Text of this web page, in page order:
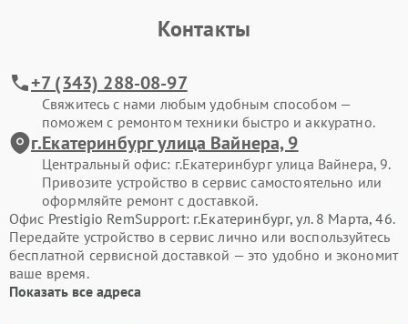
Контакты
+7 (343) 288-08-97
Свяжитесь с нами любым удобным способом —
поможем с ремонтом техники быстро и аккуратно.
г.Екатеринбург улица Вайнера, 9
Центральный офис: г.Екатеринбург улица Вайнера, 9.
Привозите устройство в сервис самостоятельно или
оформляйте ремонт с доставкой.
Офис Prestigio RemSupport: г.Екатеринбург, ул. 8 Марта, 46.
Передайте устройство в сервис лично или воспользуйтесь
бесплатной сервисной доставкой — это удобно и экономит
ваше время.
Показать все адреса